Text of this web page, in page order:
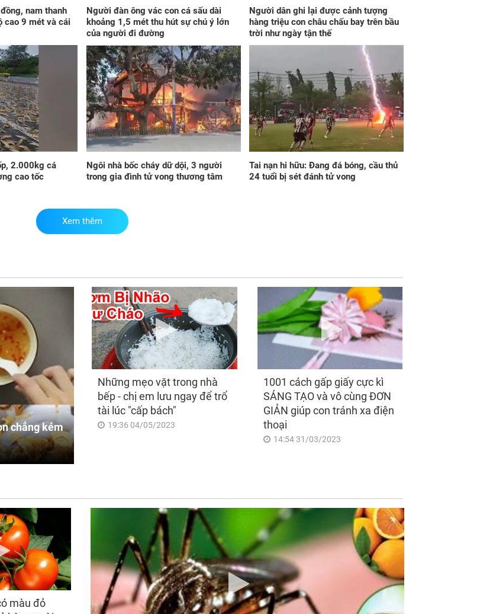
Vận đỏ như son kể từ
ngày 8/8/2026, 3 con
giáp chẳng cần bon
chen, đắc lộc tiền vào
như nước, sự nghiệp
lên hương đổi đời
Trong 4 ngày cuối
tháng 6 âm lịch, 3 con
giáp vượng phát Tài
Lộc, Phú Quý trăm bề,
đổi mệnh Phượng
ngơi đồ sộ
Thần Tài 'điểm mặt
gọi tên' sau ngày
8/8/2026, 3 con giáp
lộc nhiều hơn sông,
tài vận sáng như
trăng Rằm, chính thức
hết khổ
Trong 2 ngày cuối
tuần (thứ 7 và Chủ
Nhật), 3 con giáp đại
Phúc đại Lộc, phú quý
thịnh vượng, vận trình
hanh thông, đếm tiền
mỏi tay
nam thanh
cao 9 mét và cái
Người đàn ông vác con cá sấu dài
khoảng 1,5 mét thu hút sự chú ý lớn
của người đi đường
Người dân ghi lại được cảnh tượng
hàng triệu con châu chấu bay trên bầu
trời như ngày tận thế
2.000kg cá
cao tốc
Ngôi nhà bốc cháy dữ dội, 3 người
trong gia đình tử vong thương tâm
Tai nạn hi hữu: Đang đá bóng, cầu thủ
24 tuổi bị sét đánh tử vong
Xem thêm
chẳng kém
Những mẹo vặt trong nhà
bếp - chị em lưu ngay để trổ
tài lúc "cấp bách"
19:36 04/05/2023
1001 cách gấp giấy cực kì
SÁNG TẠO và vô cùng ĐƠN
GIẢN giúp con tránh xa điện
thoại
14:54 31/03/2023
màu đỏ